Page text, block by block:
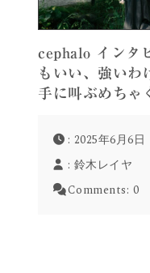
cephalo インタ
もいい、強いわ
手に叫ぶめちゃ
: 2025年6月6日
: 鈴木レイヤ
Comments: 0